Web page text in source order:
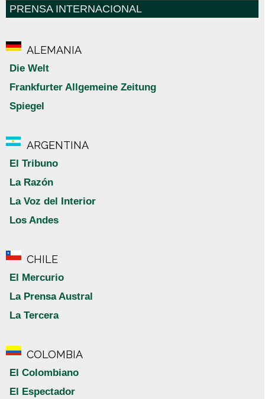
PRENSA INTERNACIONAL
ALEMANIA
Die Welt
Frankfurter Allgemeine Zeitung
Spiegel
ARGENTINA
El Tribuno
La Razón
La Voz del Interior
Los Andes
CHILE
El Mercurio
La Prensa Austral
La Tercera
COLOMBIA
El Colombiano
El Espectador